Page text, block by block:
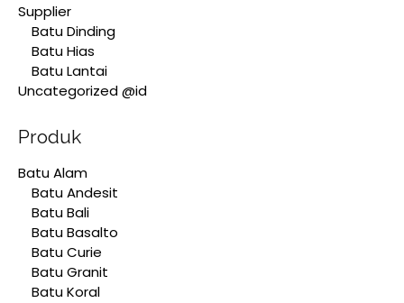
Supplier
Batu Dinding
Batu Hias
Batu Lantai
Uncategorized @id
Produk
Batu Alam
Batu Andesit
Batu Bali
Batu Basalto
Batu Curie
Batu Granit
Batu Koral